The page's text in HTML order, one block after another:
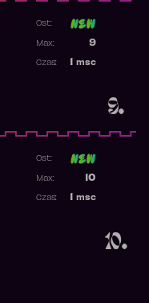
9.
Ost:
9
Max:
msc
Czas:
10.
Ost:
10
Max:
msc
Czas: